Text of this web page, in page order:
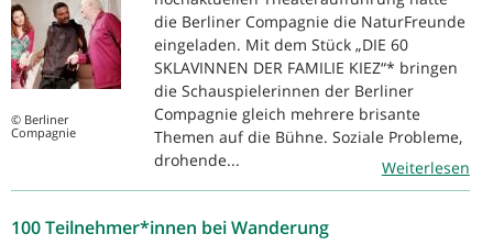
© Berliner
Compagnie
die Berliner Compagnie die NaturFreunde
eingeladen. Mit dem Stück „DIE 60
SKLAVINNEN DER FAMILIE KIEZ“* bringen
die Schauspielerinnen der Berliner
Compagnie gleich mehrere brisante
Themen auf die Bühne. Soziale Probleme,
drohende...
Weiterlesen
100 Teilnehmer*innen bei Wanderung